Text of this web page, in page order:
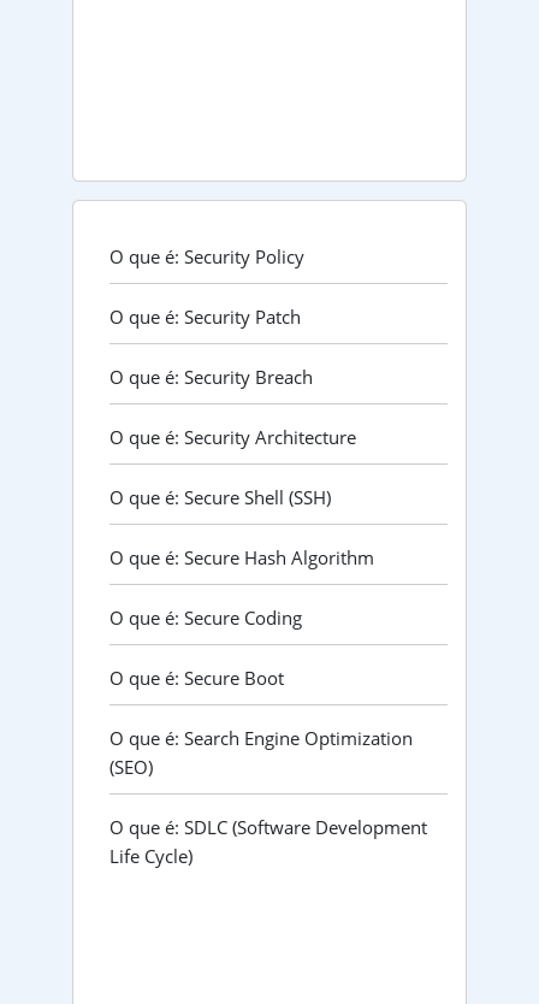
O que é: Security Policy
O que é: Security Patch
O que é: Security Breach
O que é: Security Architecture
O que é: Secure Shell (SSH)
O que é: Secure Hash Algorithm
O que é: Secure Coding
O que é: Secure Boot
O que é: Search Engine Optimization
(SEO)
O que é: SDLC (Software Development
Life Cycle)